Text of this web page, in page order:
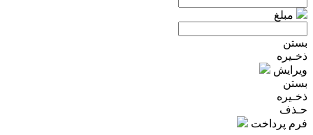
مبلغ
بستن
ذخـیره
ویرایش
بستن
ذخـیره
حـذف
فرم پرداخت